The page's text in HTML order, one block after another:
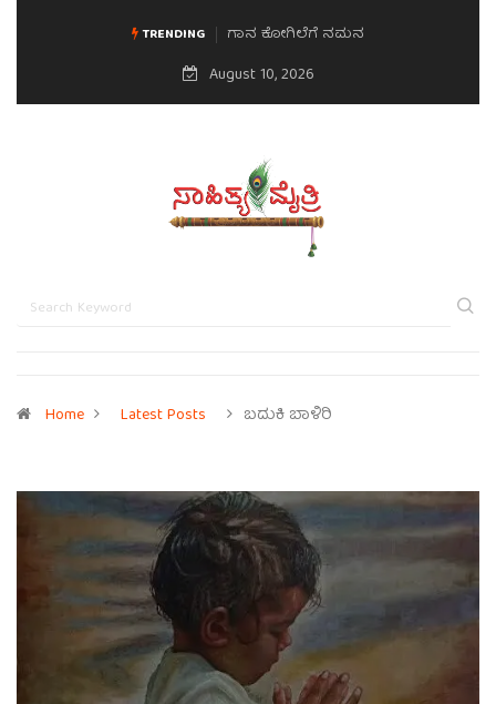
TRENDING ಗಾನ ಕೋಗಿಲೆಗೆ ನಮನ
August 10, 2026
Home Latest Posts ಬದುಕಿ ಬಾಳಿರಿ